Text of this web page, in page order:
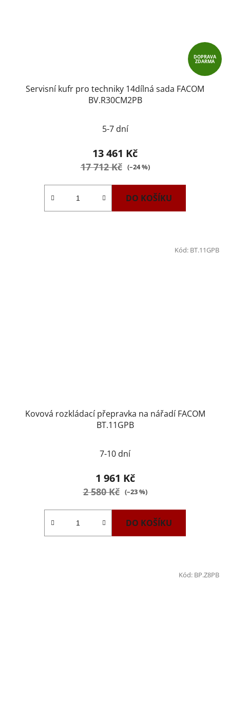
DOPRAVA
ZDARMA
Servisní kufr pro techniky 14dílná sada FACOM
BV.R30CM2PB
5-7 dní
13 461 Kč
17 712 Kč (–24 %)
DO KOŠÍKU
Kovová rozkládací přepravka na nářadí FACOM
BT.11GPB
hodnocení
produktu
je
7-10 dní
1 961 Kč
2 580 Kč (–23 %)
DO KOŠÍKU
Kód: BT.11GPB
Kód: BP.Z8PB